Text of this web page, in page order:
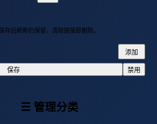
存后刷新仍保留，清除链接即删除。
添加
保存 禁用
☰ 管理分类